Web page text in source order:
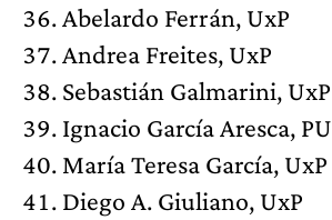
Abelardo Ferrán, UxP
Andrea Freites, UxP
Sebastián Galmarini, UxP
Ignacio García Aresca, PU
María Teresa García, UxP
Diego A. Giuliano, UxP